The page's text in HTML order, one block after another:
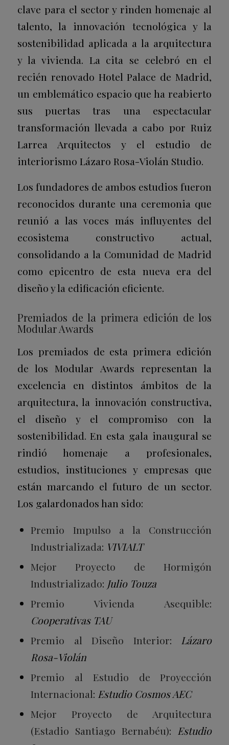
clave para el sector y rinden homenaje al
talento, la innovación tecnológica y la
sostenibilidad aplicada a la arquitectura
y la vivienda. La cita se celebró en el
recién renovado Hotel Palace de Madrid,
un emblemático espacio que ha reabierto
sus puertas tras una espectacular
transformación llevada a cabo por Ruiz
Larrea Arquitectos y el estudio de
interiorismo Lázaro Rosa-Violán Studio.
Los fundadores de ambos estudios fueron
reconocidos durante una ceremonia que
reunió a las voces más influyentes del
ecosistema constructivo actual,
consolidando a la Comunidad de Madrid
como epicentro de esta nueva era del
diseño y la edificación eficiente.
Premiados de la primera edición de los
Modular Awards
Los premiados de esta primera edición
de los Modular Awards representan la
excelencia en distintos ámbitos de la
arquitectura, la innovación constructiva,
el diseño y el compromiso con la
sostenibilidad. En esta gala inaugural se
rindió homenaje a profesionales,
estudios, instituciones y empresas que
están marcando el futuro de un sector.
Los galardonados han sido:
Premio Impulso a la Construcción
Industrializada: VIVIALT
Mejor Proyecto de Hormigón
Industrializado: Julio Touza
Premio Vivienda Asequible:
Cooperativas TAU
Premio al Diseño Interior: Lázaro
Rosa-Violán
Premio al Estudio de Proyección
Internacional: Estudio Cosmos AEC
Mejor Proyecto de Arquitectura
(Estadio Santiago Bernabéu): Estudio